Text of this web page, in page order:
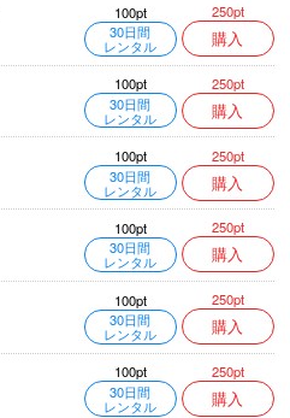
100pt
30日間
レンタル
250pt
購入
100pt
30日間
レンタル
250pt
購入
100pt
30日間
レンタル
250pt
購入
100pt
30日間
レンタル
250pt
購入
100pt
30日間
レンタル
250pt
購入
100pt
30日間
レンタル
250pt
購入